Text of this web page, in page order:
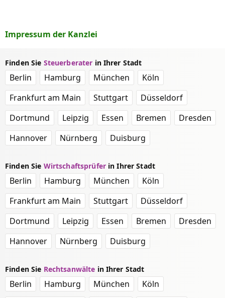
Impressum der Kanzlei
Finden Sie Steuerberater in Ihrer Stadt
Berlin Hamburg München
Köln
Frankfurt am Main
Stuttgart
Düsseldorf
Dortmund
Leipzig Essen Bremen
Dresden
Hannover
Nürnberg Duisburg
Finden Sie Wirtschaftsprüferin Ihrer Stadt
Berlin Hamburg München
Köln
Frankfurt am Main
Stuttgart
Düsseldorf
Dortmund
Leipzig Essen Bremen
Dresden
Hannover
Nürnberg Duisburg
Finden Sie Rechtsanwälte in Ihrer Stadt
Berlin Hamburg München
Köln